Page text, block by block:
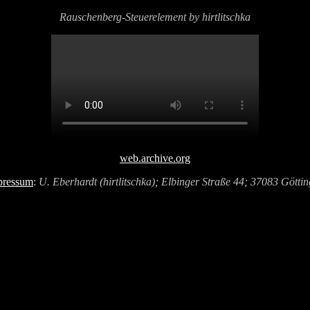
Rauschenberg-Steuerelement by hirtlitschka
web.archive.org
: U. Eberhardt (hirtlitschka); Elbinger Straße 44; 37083